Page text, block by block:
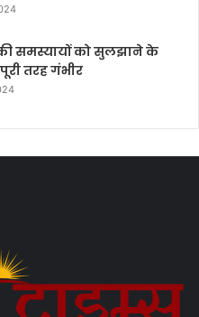
की समस्यायों को सुलझाने के
तरह गंभीर